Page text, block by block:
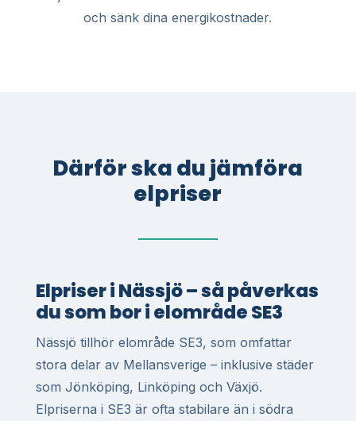
och sänk dina energikostnader.
Därför ska du jämföra
elpriser
Elpriser i Nässjö – så påverkas
du som bor i elområde SE3
Nässjö tillhör elområde SE3, som omfattar
stora delar av Mellansverige – inklusive städer
som Jönköping, Linköping och Växjö.
Elpriserna i SE3 är ofta stabilare än i södra